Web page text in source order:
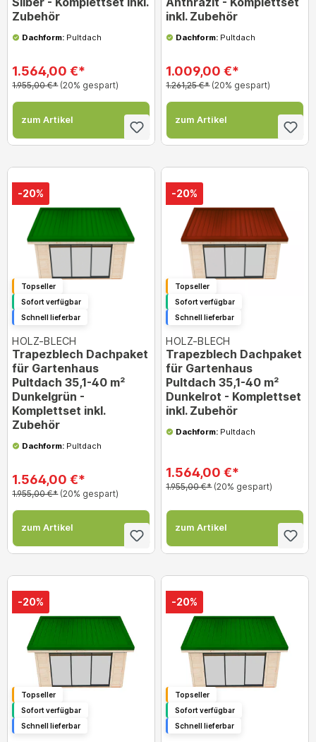
Zubehör
Dachform:Pultdach
1.564,00 €*
1.955,00 €* (20% gespart)
zum Artikel
inkl. Zubehör
Dachform:Pultdach
1.009,00 €*
1.261,25 €* (20% gespart)
zum Artikel
-20%
Topseller
Sofort verfügbar
Schnell lieferbar
HOLZ-BLECH
Trapezblech Dachpaket
für Gartenhaus
Pultdach 35,1-40 m²
Dunkelgrün -
Komplettset inkl.
Zubehör
Dachform:Pultdach
1.564,00 €*
1.955,00 €* (20% gespart)
zum Artikel
-20%
Topseller
Sofort verfügbar
Schnell lieferbar
HOLZ-BLECH
Trapezblech Dachpaket
für Gartenhaus
Pultdach 35,1-40 m²
Dunkelrot - Komplettset
inkl. Zubehör
Dachform:Pultdach
1.564,00 €*
1.955,00 €* (20% gespart)
zum Artikel
-20%
Topseller
Sofort verfügbar
Schnell lieferbar
-20%
Topseller
Sofort verfügbar
Schnell lieferbar